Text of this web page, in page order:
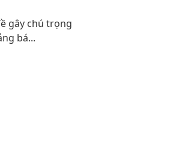
gây chú trọng
bá...